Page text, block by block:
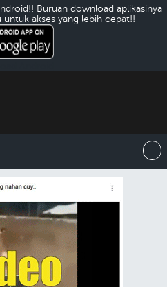
Buruan download aplikasinya
akses yang lebih cepat!!